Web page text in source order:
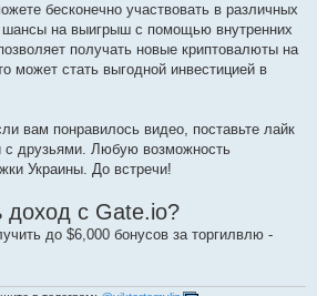
бесконечно участвовать в различных
шансы на выигрыш с помощью внутренних
получать новые криптовалюты на
может стать выгодной инвестицией в
вам понравилось видео, поставьте лайк
с друзьями. Любую возможность
Украины. До встречи!
доход с Gate.io?
до $6,000 бонусов за торгилвлю -